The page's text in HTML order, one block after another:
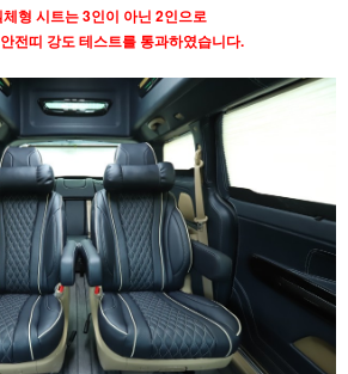
형 시트는 3인이 아닌 2인으로
전띠 강도 테스트를 통과하였습니다.